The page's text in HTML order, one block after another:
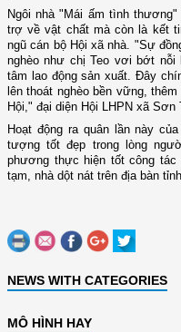
Ngôi nhà "Mái ấm tình
trợ về vật chất mà còn là kết
ngũ cán bộ Hội xã nhà. "Sự
nghèo như chị Teo vơi bớt
tâm lao động sản xuất. Đây
lên thoát nghèo bền vững,
Hội," đại diện Hội LHPN xã Sơn
Hoạt động ra quân lần này
tượng tốt đẹp trong lòng
phương thực hiện tốt công
tạm, nhà dột nát trên địa bàn
NEWS WITH CATEGORIES
MÔ HÌNH HAY